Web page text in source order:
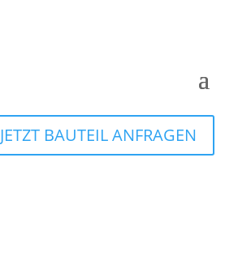
JETZT BAUTEIL ANFRAGEN